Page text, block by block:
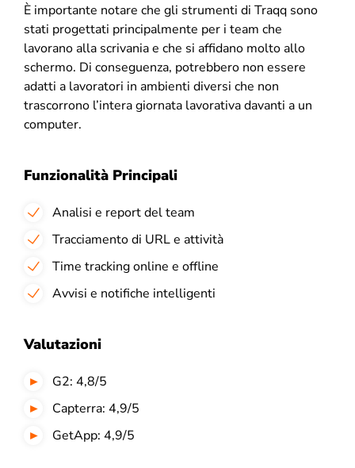
È importante notare che gli strumenti di Traqq sono
stati progettati principalmente per i team che
lavorano alla scrivania e che si affidano molto allo
schermo. Di conseguenza, potrebbero non essere
adatti a lavoratori in ambienti diversi che non
trascorrono l’intera giornata lavorativa davanti a un
computer.
Funzionalità Principali
Analisi e report del team
Tracciamento di URL e attività
Time tracking online e offline
Avvisi e notifiche intelligenti
Valutazioni
G2: 4,8/5
Capterra: 4,9/5
GetApp: 4,9/5